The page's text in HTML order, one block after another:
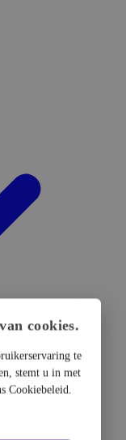
cookies.
te
stemt u in met
Cookiebeleid.